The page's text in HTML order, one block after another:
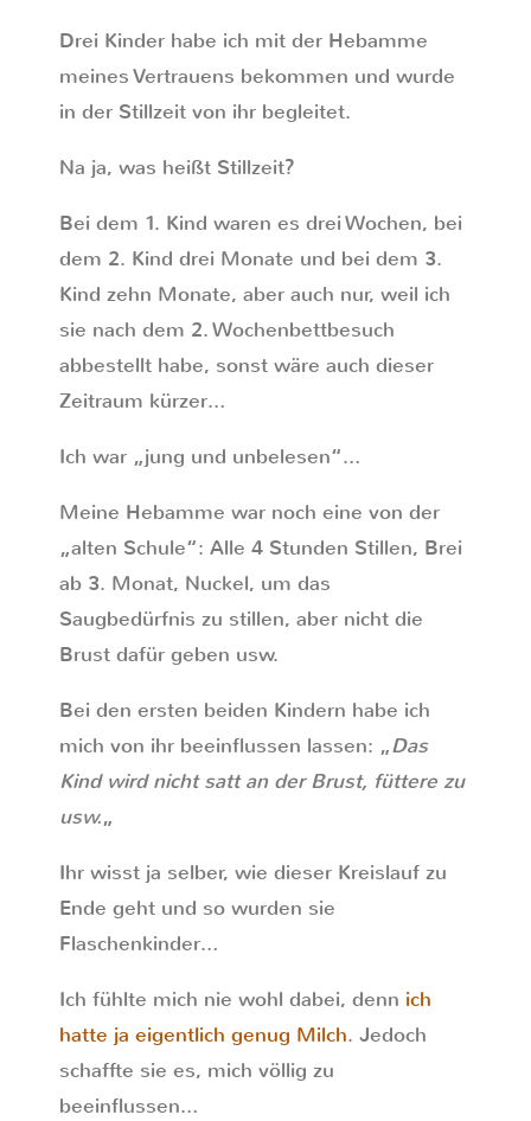
Drei Kinder habe ich mit der Hebamme
meines Vertrauens bekommen und wurde
in der Stillzeit von ihr begleitet.
Na ja, was heißt Stillzeit?
Bei dem 1. Kind waren es drei Wochen, bei
dem 2. Kind drei Monate und bei dem 3.
Kind zehn Monate, aber auch nur, weil ich
sie nach dem 2. Wochenbettbesuch
abbestellt habe, sonst wäre auch dieser
Zeitraum kürzer…
Ich war „jung und unbelesen“…
Meine Hebamme war noch eine von der
„alten Schule“: Alle 4 Stunden Stillen, Brei
ab 3. Monat, Nuckel, um das
Saugbedürfnis zu stillen, aber nicht die
Brust dafür geben usw.
Bei den ersten beiden Kindern habe ich
mich von ihr beeinflussen lassen: „Das
Kind wird nicht satt an der Brust, füttere zu
usw.„
Ihr wisst ja selber, wie dieser Kreislauf zu
Ende geht und so wurden sie
Flaschenkinder…
Ich fühlte mich nie wohl dabei, denn ich
hatte ja eigentlich genug Milch. Jedoch
schaffte sie es, mich völlig zu
beeinflussen…